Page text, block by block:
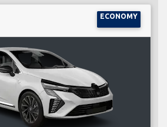
ECONOMY